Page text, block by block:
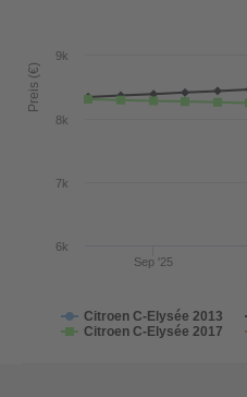
Preis (€)
Citroen C-Elysée 2013
Citroen C-Elysée 2017
Sep '25
7k
8k
9k
6k